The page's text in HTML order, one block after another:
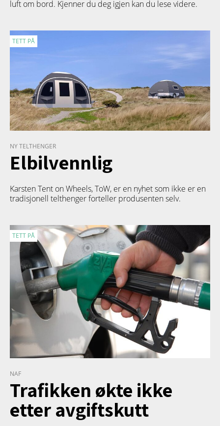
luft om bord. Kjenner du deg igjen kan du lese videre.
TETT PÅ
NY TELTHENGER
Elbilvennlig
Karsten Tent on Wheels, ToW, er en nyhet som ikke er en
tradisjonell telthenger forteller produsenten selv.
TETT PÅ
NAF
Trafikken økte ikke
etter avgiftskutt